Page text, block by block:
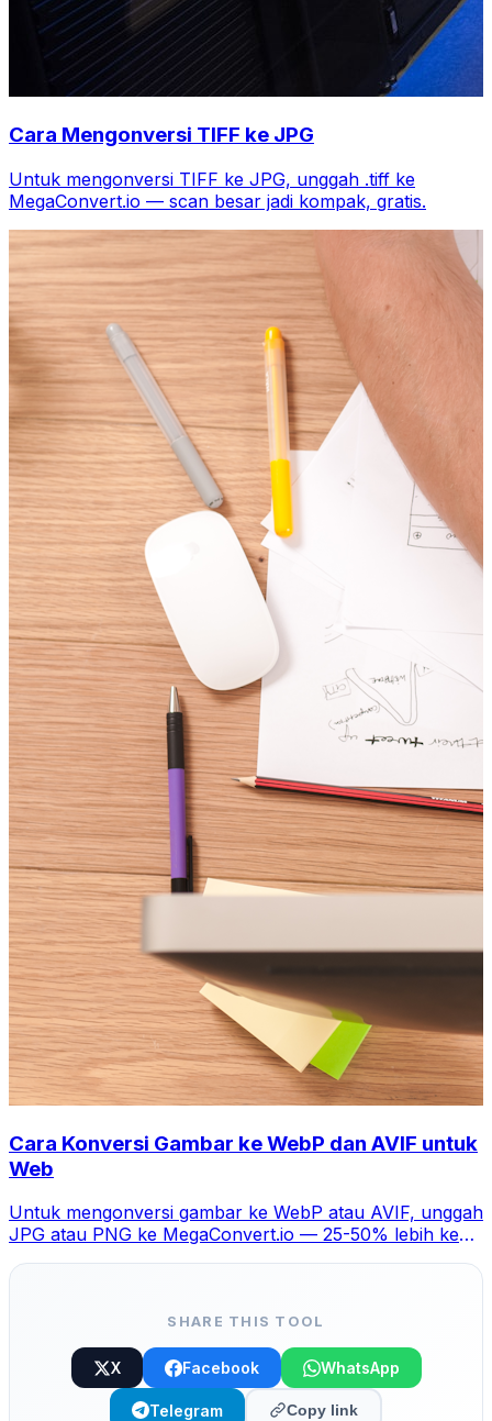
Cara Mengonversi TIFF ke JPG
Untuk mengonversi TIFF ke JPG, unggah .tiff ke
MegaConvert.io — scan besar jadi kompak, gratis.
Cara Konversi Gambar ke WebP dan AVIF untuk
Web
Untuk mengonversi gambar ke WebP atau AVIF, unggah
JPG atau PNG ke MegaConvert.io — 25-50% lebih kecil
SHARE THIS TOOL
X Facebook WhatsApp
Telegram Copy link